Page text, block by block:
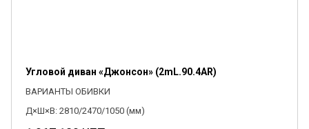
Угловой диван «Джонсон» (2mL.90.4AR)
ВАРИАНТЫ ОБИВКИ
Д×Ш×В: 2810/2470/1050 (мм)